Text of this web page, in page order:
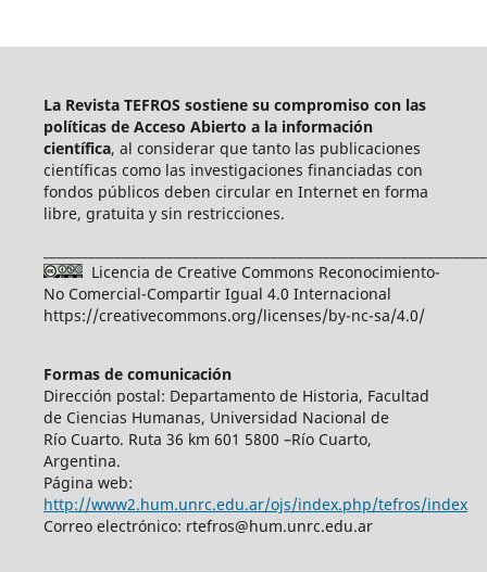
La Revista TEFROS sostiene su compromiso con las
políticas de Acceso Abierto a la información
científica, al considerar que tanto las publicaciones
científicas como las investigaciones financiadas con
fondos públicos deben circular en Internet en forma
libre, gratuita y sin restricciones.
Licencia de Creative Commons Reconocimiento-
No Comercial-Compartir Igual 4.0 Internacional
https://creativecommons.org/licenses/by-nc-sa/4.0/
Formas de comunicación
Dirección postal: Departamento de Historia, Facultad
de Ciencias Humanas, Universidad Nacional de
Río Cuarto. Ruta 36 km 601 5800 –Río Cuarto,
Argentina.
Página web:
http://www2.hum.unrc.edu.ar/ojs/index.php/tefros/index
Correo electrónico: rtefros@hum.unrc.edu.ar